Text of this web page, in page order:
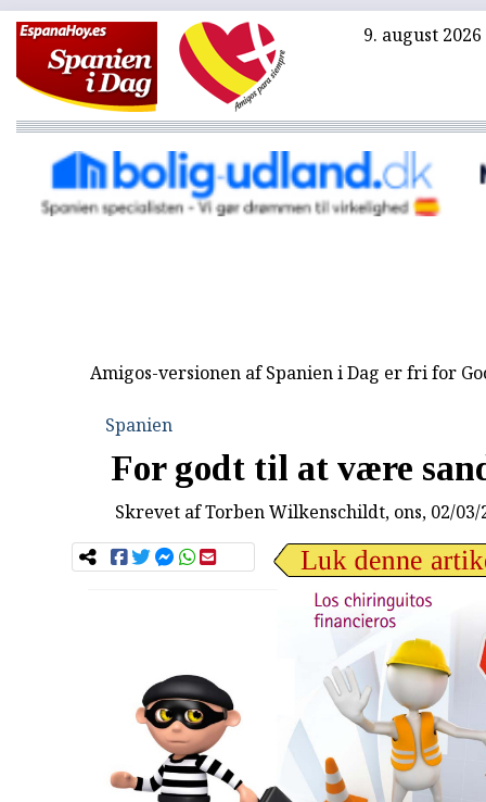
9. august 2026
Amigos-versionen af Spanien i Dag er fri for
Spanien
For godt til at være
Skrevet afTorben Wilkenschildt, ons, 02/